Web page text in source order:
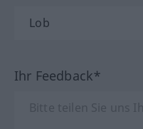
Ihr Feedback*